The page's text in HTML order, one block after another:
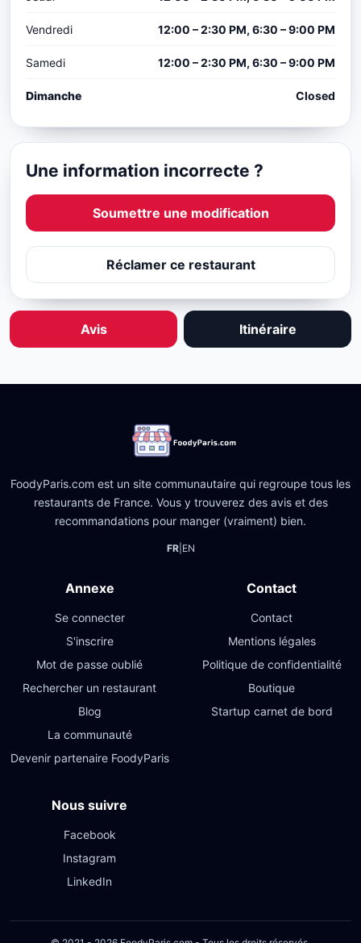
Vendredi 12:00 – 2:30 PM, 6:30 – 9:00 PM
Samedi 12:00 – 2:30 PM, 6:30 – 9:00 PM
Dimanche Closed
Une information incorrecte ?
Soumettre une modification
Réclamer ce restaurant
Avis Itinéraire
FoodyParis.com est un site communautaire qui regroupe tous les
restaurants de France. Vous y trouverez des avis et des
recommandations pour manger (vraiment) bien.
FR| EN
Annexe
Se connecter
S'inscrire
Mot de passe oublié
Rechercher un restaurant
Blog
La communauté
Devenir partenaire FoodyParis
Contact
Contact
Mentions légales
Politique de confidentialité
Boutique
Startup carnet de bord
Nous suivre
Facebook
Instagram
LinkedIn